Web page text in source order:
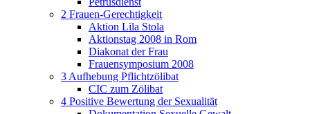
2 Frauen-Gerechtigkeit
Aktion Lila Stola
Aktionstag 2008 in Rom
Diakonat der Frau
Frauensymposium 2008
3 Aufhebung Pflichtzölibat
CIC zum Zölibat
4 Positive Bewertung der Sexualität